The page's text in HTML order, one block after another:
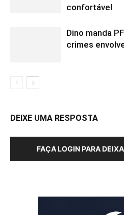
confortável
Dino manda
crimes
DEIXE UMA RESPOSTA
FAÇA LOGIN PARA